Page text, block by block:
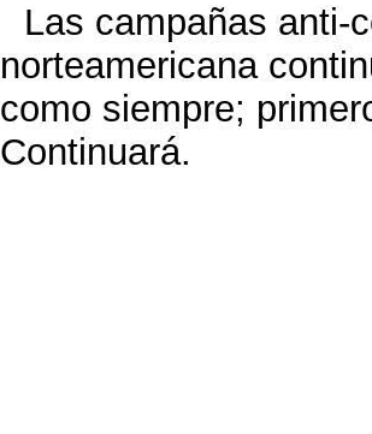
Las campañas anti-
norteamericana
como siempre;
Continuará.